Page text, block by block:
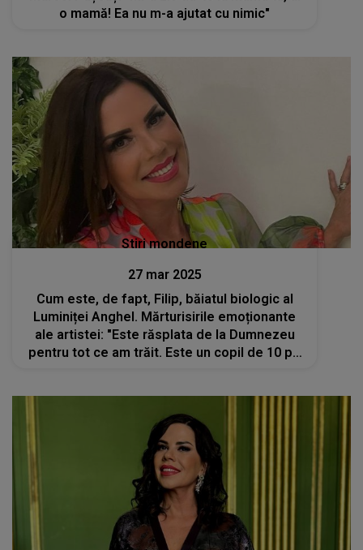
o mamă! Ea nu m-a ajutat cu nimic"
Stiri mondene
27 mar 2025
Cum este, de fapt, Filip, băiatul biologic al
Luminiței Anghel. Mărturisirile emoționante
ale artistei: "Este răsplata de la Dumnezeu
pentru tot ce am trăit. Este un copil de 10 pe